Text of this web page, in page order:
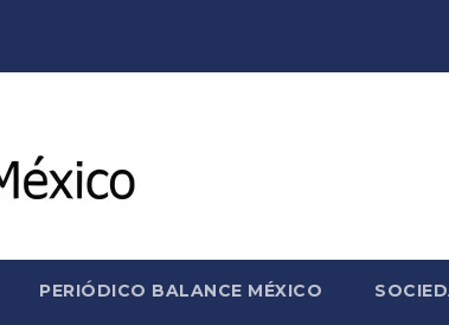
PERIÓDICO BALANCE MÉXICO